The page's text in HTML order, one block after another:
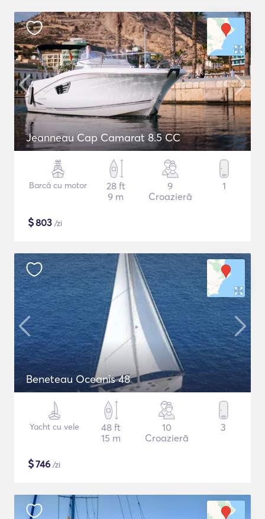
Jeanneau Cap Camarat 8.5 CC
Barcă cu motor
28 ft
9 m
9
Croazieră
1
$803 /zi
Beneteau Oceanis 48
Yacht cu vele
48 ft
15 m
10
Croazieră
3
$746 /zi